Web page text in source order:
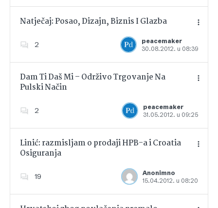
Natječaj: Posao, Dizajn, Biznis I Glazba
2
peacemaker
30.08.2012. u 08:39
Dodajte u favorite
Dam Ti Daš Mi – Održivo Trgovanje Na
Pulski Način
2
peacemaker
31.05.2012. u 09:25
Dodajte u favorite
Linić: razmisljam o prodaji HPB-a i Croatia
Osiguranja
19
Anonimno
15.04.2012. u 08:20
Dodajte u favorite